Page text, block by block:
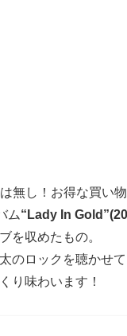
無し！お得な買い物
ム“Lady In
を収めたもの。
のロックを聴かせ
り味わいます！